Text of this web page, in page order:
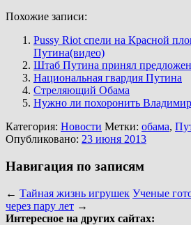
Похожие записи:
Pussy Riot спели на Красной
Путина(видео)
Штаб Путина принял
Национальная гвардия Путина
Стреляющий Обама
Нужно ли похоронить
Категория: Новости Метки: обама,
Опубликовано: 23 июня 2013
Навигация по записям
← Тайная жизнь игрушек Ученые
через пару лет →
Интересное на других сайтах: